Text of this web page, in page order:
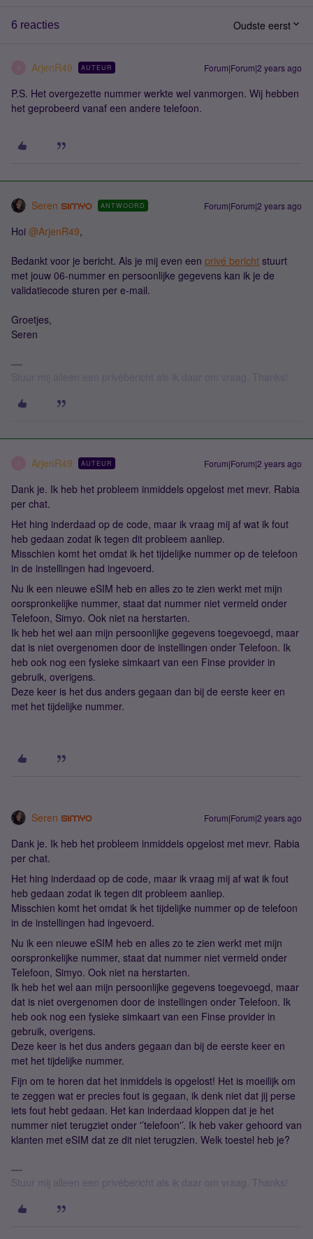
6 reacties Oudste eerst
ArjenR49 AUTEUR Forum|Forum|2 years ago
P.S. Het overgezette nummer werkte wel vanmorgen. Wij hebben
het geprobeerd vanaf een andere telefoon.
Seren ANTWOORD Forum|Forum|2 years ago
Hoi @ArjenR49,
Bedankt voor je bericht. Als je mij even een privé bericht stuurt
met jouw 06-nummer en persoonlijke gegevens kan ik je de
validatiecode sturen per e-mail.
Groetjes,
Seren
ArjenR49 AUTEUR Forum|Forum|2 years ago
Dank je. Ik heb het probleem inmiddels opgelost met mevr. Rabia
per chat.
Het hing inderdaad op de code, maar ik vraag mij af wat ik fout
heb gedaan zodat ik tegen dit probleem aanliep.
Misschien komt het omdat ik het tijdelijke nummer op de telefoon
in de instellingen had ingevoerd.
Nu ik een nieuwe eSIM heb en alles zo te zien werkt met mijn
oorspronkelijke nummer, staat dat nummer niet vermeld onder
Telefoon, Simyo. Ook niet na herstarten.
Ik heb het wel aan mijn persoonlijke gegevens toegevoegd, maar
dat is niet overgenomen door de instellingen onder Telefoon. Ik
heb ook nog een fysieke simkaart van een Finse provider in
gebruik, overigens.
Deze keer is het dus anders gegaan dan bij de eerste keer en
met het tijdelijke nummer.
Seren Forum|Forum|2 years ago
Dank je. Ik heb het probleem inmiddels opgelost met mevr. Rabia
per chat.
Het hing inderdaad op de code, maar ik vraag mij af wat ik fout
heb gedaan zodat ik tegen dit probleem aanliep.
Misschien komt het omdat ik het tijdelijke nummer op de telefoon
in de instellingen had ingevoerd.
Nu ik een nieuwe eSIM heb en alles zo te zien werkt met mijn
oorspronkelijke nummer, staat dat nummer niet vermeld onder
Telefoon, Simyo. Ook niet na herstarten.
Ik heb het wel aan mijn persoonlijke gegevens toegevoegd, maar
dat is niet overgenomen door de instellingen onder Telefoon. Ik
heb ook nog een fysieke simkaart van een Finse provider in
gebruik, overigens.
Deze keer is het dus anders gegaan dan bij de eerste keer en
met het tijdelijke nummer.
Fijn om te horen dat het inmiddels is opgelost! Het is moeilijk om
te zeggen wat er precies fout is gegaan, ik denk niet dat jij perse
iets fout hebt gedaan. Het kan inderdaad kloppen dat je het
nummer niet terugziet onder '’telefoon'’. Ik heb vaker gehoord van
klanten met eSIM dat ze dit niet terugzien. Welk toestel heb je?
Stuur mij alleen een privébericht als ik daar om vraag. Thanks!